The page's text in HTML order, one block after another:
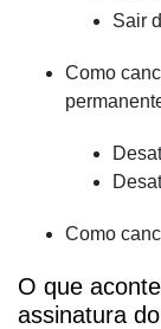
Sair
Como
Como
O que
assinatura